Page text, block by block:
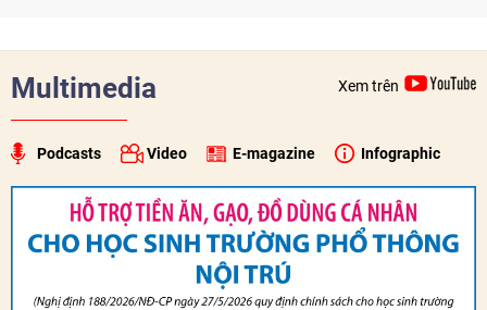
Multimedia Xem trên
Podcasts Video E-magazine Infographic